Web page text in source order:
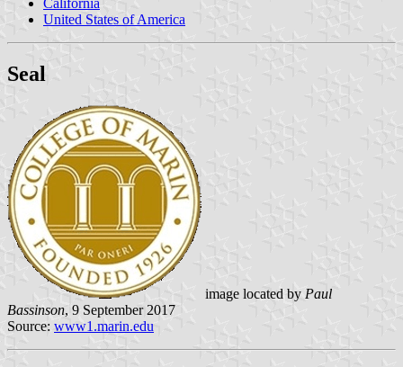
California
United States of America
Seal
image located by Paul
Bassinson, 9 September 2017
Source: www1.marin.edu